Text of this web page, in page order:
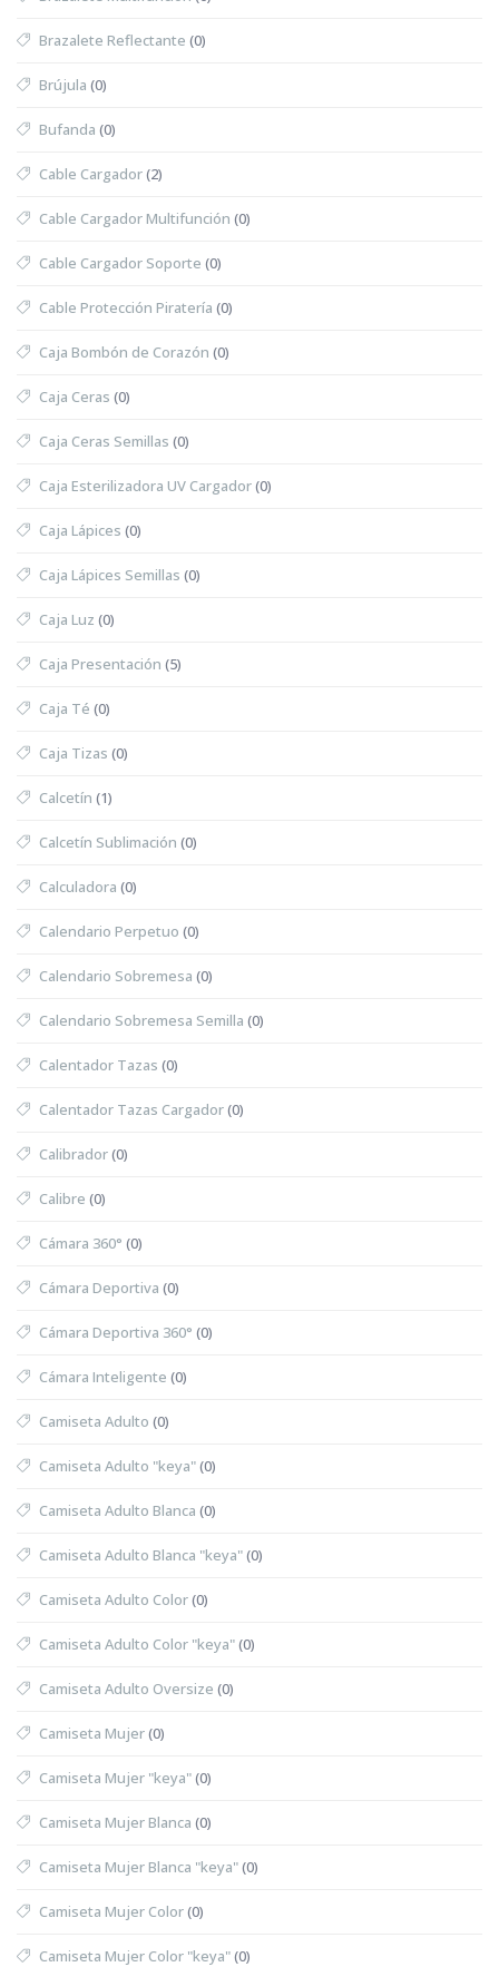
Brazalete Reflectante (0)
Brújula (0)
Bufanda (0)
Cable Cargador(2)
Cable Cargador Multifunción (0)
Cable Cargador Soporte (0)
Cable Protección Piratería (0)
Caja Bombón de Corazón (0)
Caja Ceras (0)
Caja Ceras Semillas (0)
Caja Esterilizadora UV Cargador(0)
Caja Lápices (0)
Caja Lápices Semillas (0)
Caja Luz (0)
Caja Presentación (5)
Caja Té (0)
Caja Tizas (0)
Calcetín (1)
Calcetín Sublimación (0)
Calculadora (0)
Calendario Perpetuo (0)
Calendario Sobremesa (0)
Calendario Sobremesa Semilla (0)
Calentador Tazas (0)
Calentador Tazas Cargador(0)
Calibrador(0)
Calibre (0)
Cámara 360° (0)
Cámara Deportiva (0)
Cámara Deportiva 360° (0)
Cámara Inteligente (0)
Camiseta Adulto (0)
Camiseta Adulto "keya"(0)
Camiseta Adulto Blanca (0)
Camiseta Adulto Blanca "keya"(0)
Camiseta Adulto Color(0)
Camiseta Adulto Color "keya"(0)
Camiseta Adulto Oversize (0)
Camiseta Mujer(0)
Camiseta Mujer "keya"(0)
Camiseta Mujer Blanca (0)
Camiseta Mujer Blanca "keya"(0)
Camiseta Mujer Color(0)
Camiseta Mujer Color "keya"(0)